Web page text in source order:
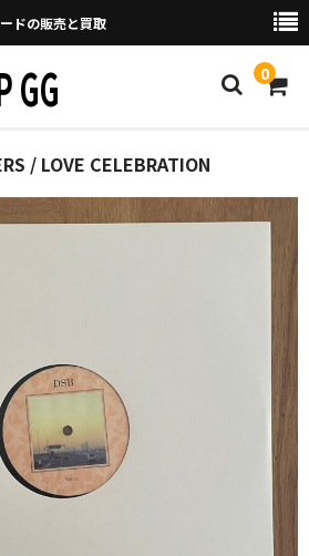
ドの販売と買取
GG 0
/ LOVE CELEBRATION